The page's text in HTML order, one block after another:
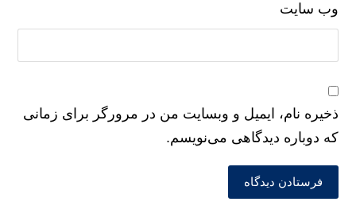
وب‌ سایت
ذخیره نام، ایمیل و وبسایت من در مرورگر برای زمانی
که دوباره دیدگاهی می‌نویسم.
فرستادن دیدگاه